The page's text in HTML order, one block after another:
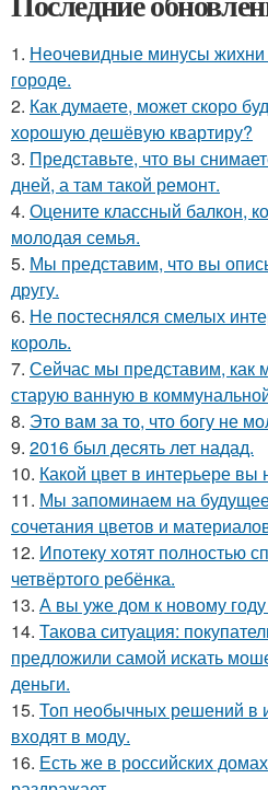
1. Неочевидные минусы
городе.
2. Как думаете, может скоро
хорошую дешёвую квартиру?
3. Представьте, что вы
дней, а там такой ремонт.
4. Оцените классный балкон,
молодая семья.
5. Мы представим, что вы
другу.
6. Не постеснялся смелых
король.
7. Сейчас мы представим, как
старую ванную в
8. Это вам за то, что богу не
9. 2016 был десять лет надад.
10. Какой цвет в интерьере вы
11. Мы запоминаем на
сочетания цветов и
12. Ипотеку хотят полностью
четвёртого ребёнка.
13. А вы уже дом к новому году
14. Такова ситуация:
предложили самой искать
деньги.
15. Топ необычных решений в
входят в моду.
16. Есть же в российских